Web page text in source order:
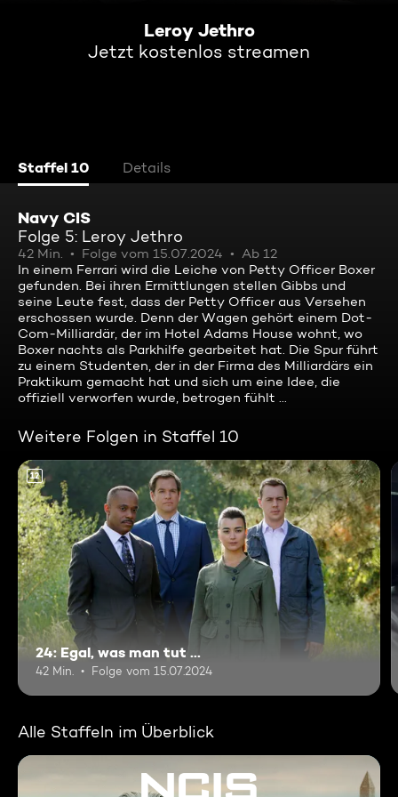
Leroy Jethro
Jetzt kostenlos streamen
Staffel 10 Details
Navy CIS
Folge 5: Leroy Jethro
42 Min. Folge vom 15.07.2024
Ab 12
In einem Ferrari wird die Leiche von Petty Officer Boxer
gefunden. Bei ihren Ermittlungen stellen Gibbs und
seine Leute fest, dass der Petty Officer aus Versehen
erschossen wurde. Denn der Wagen gehört einem Dot-
Com-Milliardär, der im Hotel Adams House wohnt, wo
Boxer nachts als Parkhilfe gearbeitet hat. Die Spur führt
zu einem Studenten, der in der Firma des Milliardärs ein
Praktikum gemacht hat und sich um eine Idee, die
offiziell verworfen wurde, betrogen fühlt ...
Weitere Folgen in Staffel 10
12
24: Egal, was man tut ...
42 Min. Folge vom 15.07.2024
Alle Staffeln im Überblick